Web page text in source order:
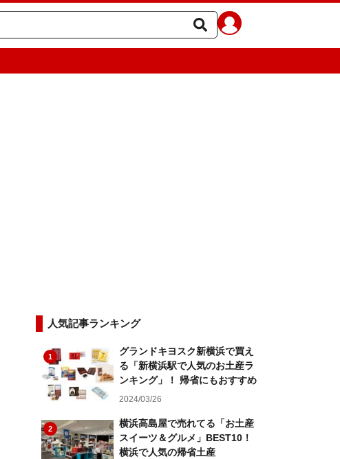
人気記事ランキング
1
グランドキヨスク新横浜で買え
る「新横浜駅で人気のお土産ラ
ンキング」！ 帰省にもおすすめ
2024/03/26
2
横浜高島屋で売れてる「お土産
スイーツ＆グルメ」BEST10！
横浜で人気の帰省土産